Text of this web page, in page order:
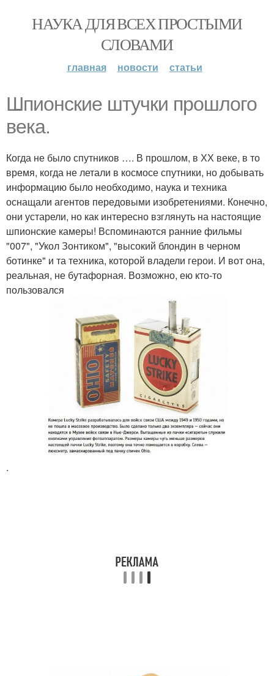
НАУКА ДЛЯ ВСЕХ ПРОСТЫМИ
СЛОВАМИ
главная новости статьи
Шпионские штучки прошлого
века.
Когда не было спутников …. В прошлом, в ХХ веке, в то
время, когда не летали в космосе спутники, но добывать
информацию было необходимо, наука и техника
оснащали агентов передовыми изобретениями. Конечно,
они устарели, но как интересно взглянуть на настоящие
шпионские камеры! Вспоминаются ранние фильмы
"007", "Укол Зонтиком", "высокий блондин в черном
ботинке" и та техника, которой владели герои. И вот она,
реальная, не бутафорная. Возможно, ею кто-то
пользовался
.